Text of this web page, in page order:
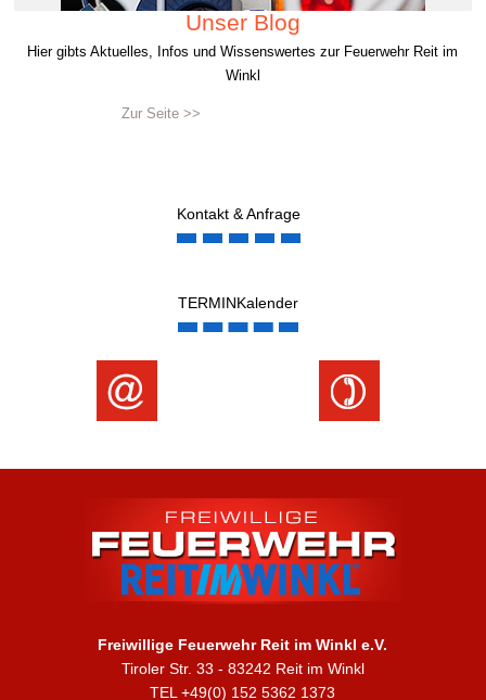
Unser Blog
Hier gibts Aktuelles, Infos und Wissenswertes zur Feuerwehr Reit im
Winkl
Zur Seite >>
Kontakt & Anfrage
TERMINKalender
Freiwillige Feuerwehr Reit im Winkl e.V.
Tiroler Str. 33 - 83242 Reit im Winkl
TEL +49(0) 152 5362 1373